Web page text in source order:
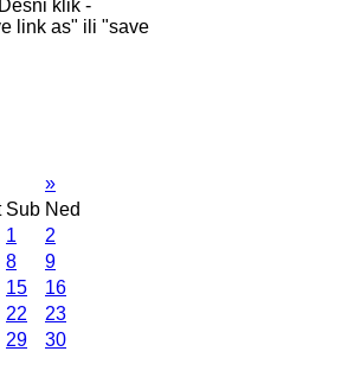
klik -
link as" ili "save
»
Sub Ned
1
2
8
9
15
16
22
23
29
30